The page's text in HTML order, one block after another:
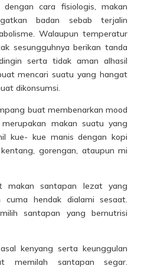
dengan cara fisiologis, makan
badan sebab terjalin
Walaupun temperatur
sesungguhnya berikan tanda
serta tidak aman alhasil
mencari suatu yang hangat
dikonsumsi.
buat membenarkan mood
makan suatu yang
kue- kue manis dengan kopi
gorengan, ataupun mi
makan santapan lezat yang
cuma hendak dialami sesaat.
santapan yang bernutrisi
kenyang serta keunggulan
memilah santapan segar.